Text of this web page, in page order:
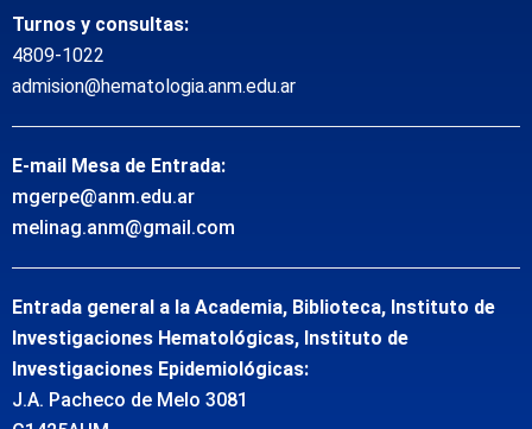
Turnos y consultas:
4809-1022
admision@hematologia.anm.edu.ar
E-mail Mesa de Entrada:
mgerpe@anm.edu.ar
melinag.anm@gmail.com
Entrada general a la Academia, Biblioteca, Instituto de
Investigaciones Hematológicas, Instituto de
Investigaciones Epidemiológicas:
J.A. Pacheco de Melo 3081